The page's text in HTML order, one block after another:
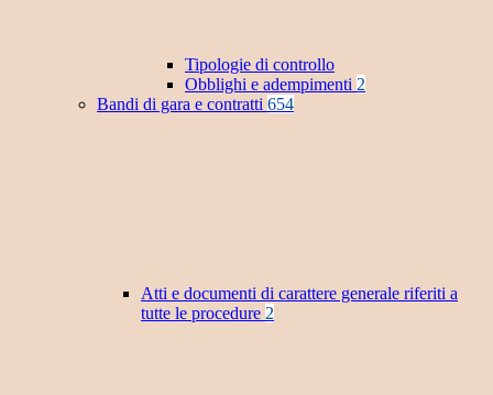
Tipologie di controllo
Obblighi e adempimenti 2
Bandi di gara e contratti 654
Atti e documenti di carattere generale riferiti a
tutte le procedure 2